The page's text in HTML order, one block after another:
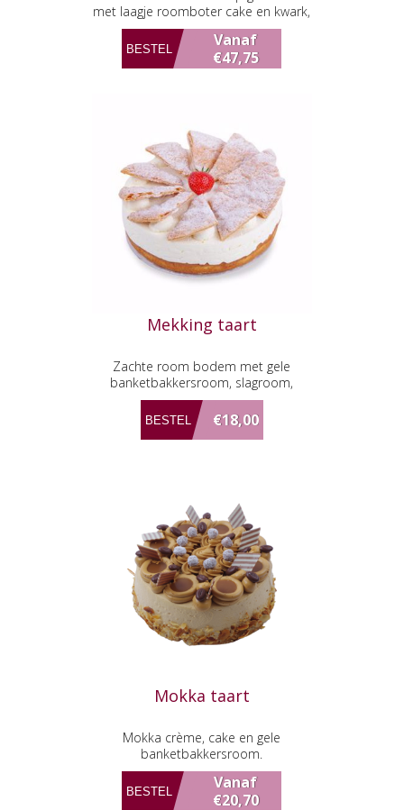
met laagje roomboter cake en kwark,
afgewerkt met laagje abrikozen jam,
vers fruit en slagroom
Vanaf
€47,75
Mekking taart
Zachte room bodem met gele
banketbakkersroom, slagroom,
aardbeien compote een dun laagje
schuim ertussen en dan afgewerkt
met bladerdeeg puntjes en een verse
€18,00
Mokka taart
Mokka crème, cake en gele
banketbakkersroom.
Vanaf
€20,70